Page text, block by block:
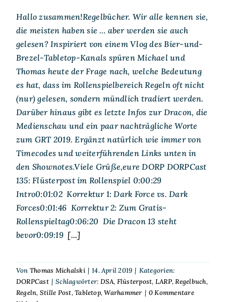
Hallo zusammen!Regelbücher. Wir alle kennen sie,
die meisten haben sie … aber werden sie auch
gelesen? Inspiriert von einem Vlog des Bier-und-
Brezel-Tabletop-Kanals spüren Michael und
Thomas heute der Frage nach, welche Bedeutung
es hat, dass im Rollenspielbereich Regeln oft nicht
(nur) gelesen, sondern mündlich tradiert werden.
Darüber hinaus gibt es letzte Infos zur Dracon, die
Medienschau und ein paar nachträgliche Worte
zum GRT 2019. Ergänzt natürlich wie immer von
Timecodes und weiterführenden Links unten in
den Shownotes.Viele Grüße,eure DORP DORPCast
135: Flüsterpost im Rollenspiel 0:00:29
Intro0:01:02 Korrektur 1: Dark Force vs. Dark
Forces0:01:46 Korrektur 2: Zum Gratis-
Rollenspieltag0:06:20 Die Dracon 13 steht
bevor0:09:19 [...]
Von Thomas Michalski | 14. April 2019 | Kategorien:
DORPCast | Schlagwörter: DSA, Flüsterpost, LARP,Regelbuch,
Regeln, Stille Post,Tabletop,Warhammer | 0 Kommentare